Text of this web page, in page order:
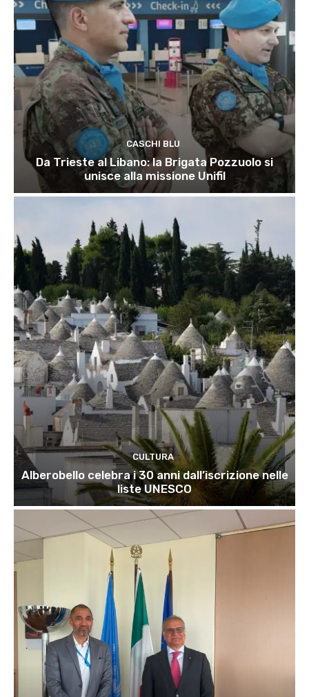
CASCHI BLU
Da Trieste al Libano: la Brigata Pozzuolo si
unisce alla missione Unifil
CULTURA
Alberobello celebra i 30 anni dall’iscrizione nelle
liste UNESCO